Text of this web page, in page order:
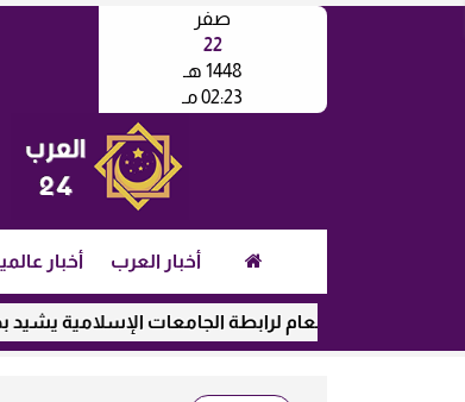
صفر
22
1448 هـ
02:23 مـ
أخبار العرب أخبار
الأمين العام لرابطة الجامعات الإسلامية يشيد بدور